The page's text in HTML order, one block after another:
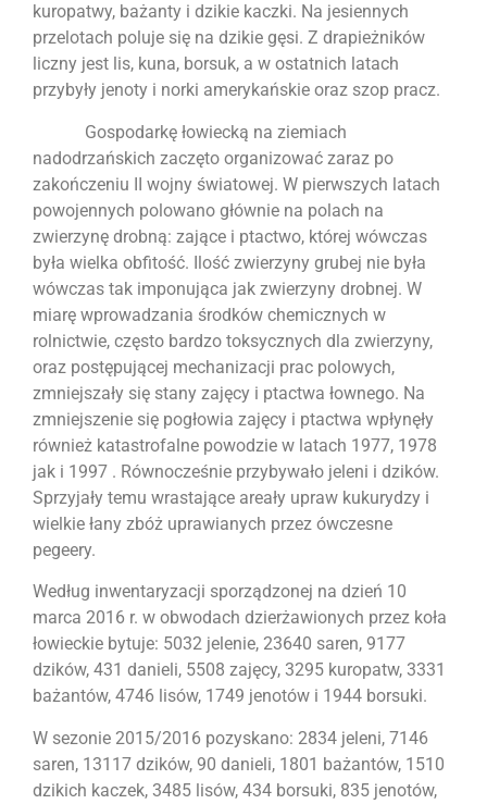
kuropatwy, bażanty i dzikie kaczki. Na jesiennych
przelotach poluje się na dzikie gęsi. Z drapieżników
liczny jest lis, kuna, borsuk, a w ostatnich latach
przybyły jenoty i norki amerykańskie oraz szop pracz.
Gospodarkę łowiecką na ziemiach
nadodrzańskich zaczęto organizować zaraz po
zakończeniu II wojny światowej. W pierwszych latach
powojennych polowano głównie na polach na
zwierzynę drobną: zające i ptactwo, której wówczas
była wielka obfitość. Ilość zwierzyny grubej nie była
wówczas tak imponująca jak zwierzyny drobnej. W
miarę wprowadzania środków chemicznych w
rolnictwie, często bardzo toksycznych dla zwierzyny,
oraz postępującej mechanizacji prac polowych,
zmniejszały się stany zajęcy i ptactwa łownego. Na
zmniejszenie się pogłowia zajęcy i ptactwa wpłynęły
również katastrofalne powodzie w latach 1977, 1978
jak i 1997 . Równocześnie przybywało jeleni i dzików.
Sprzyjały temu wrastające areały upraw kukurydzy i
wielkie łany zbóż uprawianych przez ówczesne
pegeery.
Według inwentaryzacji sporządzonej na dzień 10
marca 2016 r. w obwodach dzierżawionych przez koła
łowieckie bytuje: 5032 jelenie, 23640 saren, 9177
dzików, 431 danieli, 5508 zajęcy, 3295 kuropatw, 3331
bażantów, 4746 lisów, 1749 jenotów i 1944 borsuki.
W sezonie 2015/2016 pozyskano: 2834 jeleni, 7146
saren, 13117 dzików, 90 danieli, 1801 bażantów, 1510
dzikich kaczek, 3485 lisów, 434 borsuki, 835 jenotów,